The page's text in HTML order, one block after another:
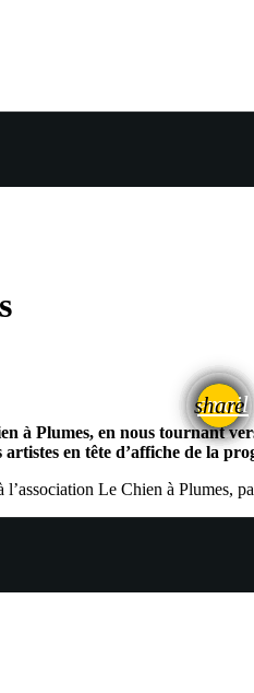
share
email
Plumes, en nous tournant
artistes en tête d’affiche de la
Le Chien à Plumes,